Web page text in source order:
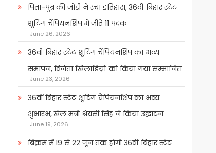
पिता-पुत्र की जोड़ी ने रचा इतिहास, 36वीं बिहार स्टेट
शूटिंग चैंपियनशिप में जीते 11 पदक
June 26, 2026
36वीं बिहार स्टेट शूटिंग चैंपियनशिप का भव्य
समापन, विजेता खिलाडिय़ों को किया गया सम्मानित
June 23, 2026
36वीं बिहार स्टेट शूटिंग चैंपियनशिप का भव्य
शुभारंभ, खेल मंत्री श्रेयसी सिंह ने किया उद्घाटन
June 19, 2026
बिक्रम में 19 से 22 जून तक होगी 36वीं बिहार स्टेट